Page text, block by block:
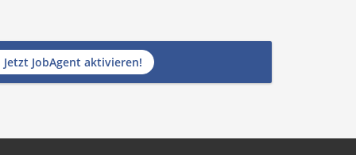
Jetzt JobAgent aktivieren!